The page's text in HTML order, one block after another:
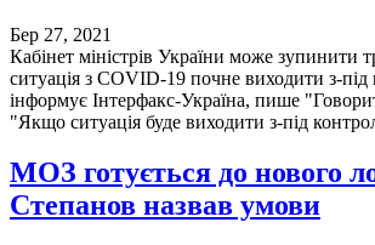
Бер 27, 2021
Кабінет міністрів України може зупинити
ситуація з COVID-19 почне виходити з-
інформує Інтерфакс-Україна, пише
"Якщо ситуація буде виходити з-під
МОЗ готується до нового
Степанов назвав умови